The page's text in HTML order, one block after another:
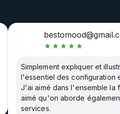
Simplement expliquer et
l'essentiel des configuration
J'ai aimé dans l'ensemble la
aimé qu'on aborde
services.